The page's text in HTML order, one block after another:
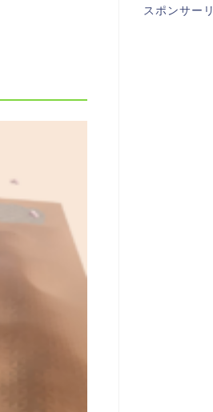
スポンサー